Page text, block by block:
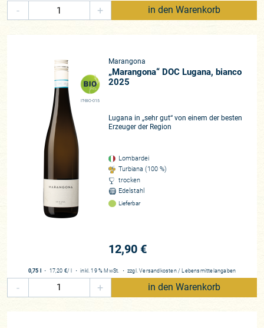
- + in den Warenkorb
IT-BIO-015
Marangona
„Marangona“ DOC Lugana, bianco
2025
Lugana in „sehr gut“ von einem der besten
Erzeuger der Region
Lombardei
Turbiana (100 %)
trocken
Edelstahl
Lieferbar
12,90 €
0,75 l ・ 17,20 €/ l ・inkl. 19 % MwSt. ・ zzgl.Versandkosten / Lebensmittelangaben
- + in den Warenkorb